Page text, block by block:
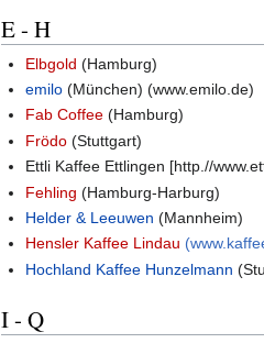
E - H
Elbgold (Hamburg)
emilo (München) (www.emilo.de)
Fab Coffee (Hamburg)
Frödo (Stuttgart)
Ettli Kaffee Ettlingen [http.//
Fehling (Hamburg-Harburg)
Helder & Leeuwen (Mannheim)
Hensler Kaffee Lindau
Hochland Kaffee Hunzelmann
I - Q